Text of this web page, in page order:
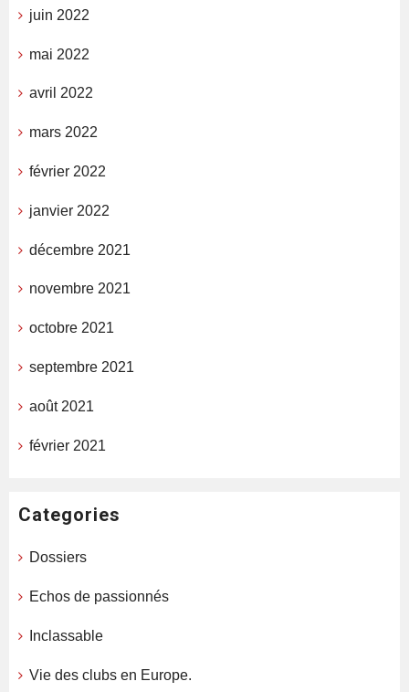
juin 2022
mai 2022
avril 2022
mars 2022
février 2022
janvier 2022
décembre 2021
novembre 2021
octobre 2021
septembre 2021
août 2021
février 2021
Categories
Dossiers
Echos de passionnés
Inclassable
Vie des clubs en Europe.